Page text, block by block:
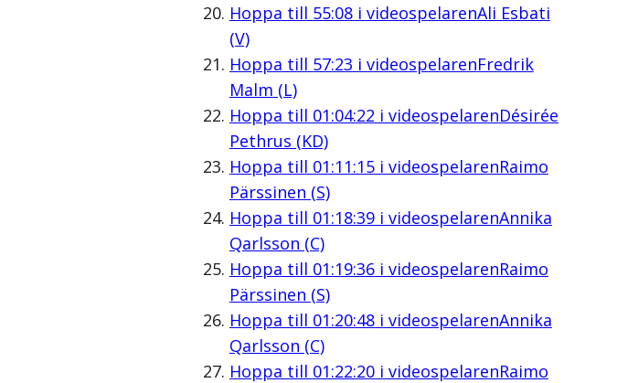
Hoppa till 55:08i videospelarenAli Esbati
(V)
Hoppa till 57:23 i videospelarenFredrik
Malm (L)
Hoppa till 01:04:22 i videospelarenDésirée
Pethrus (KD)
Hoppa till 01:11:15i videospelarenRaimo
Pärssinen (S)
Hoppa till 01:18:39i videospelarenAnnika
Qarlsson (C)
Hoppa till 01:19:36i videospelarenRaimo
Pärssinen (S)
Hoppa till 01:20:48i videospelarenAnnika
Qarlsson (C)
Hoppa till 01:22:20i videospelarenRaimo